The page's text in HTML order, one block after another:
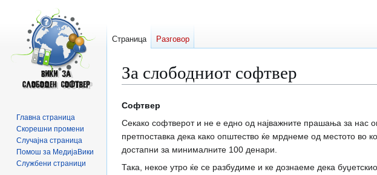
За слободниот софтвер
Прејди
прегледникот
Прејди
пребарувањето
Софтвер
Секако софтверот и не е едно од најважните прашања за нас
претпоставка дека како општество ќе мрднеме од местото
достапни за минималните 100 денари.
Така, некое утро ќе се разбудиме и ке дознаеме дека
Страница Разговор
Главна страница
Скорешни промени
Случајна страница
Помош за МедијаВики
Службени страници